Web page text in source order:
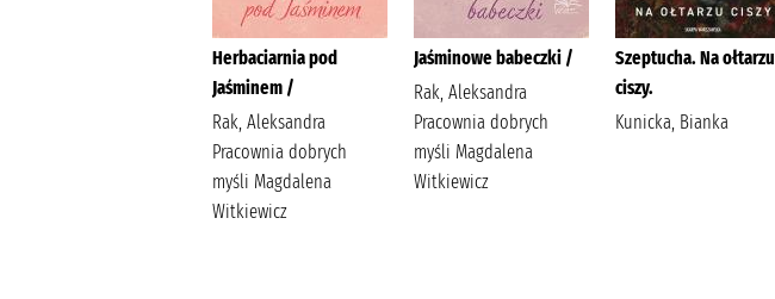
Herbaciarnia pod
Jaśminem /
Rak, Aleksandra
Pracownia dobrych
myśli Magdalena
Witkiewicz
Jaśminowe babeczki /
Rak, Aleksandra
Pracownia dobrych
myśli Magdalena
Witkiewicz
Szeptucha. Na ołtarzu
ciszy.
Kunicka, Bianka